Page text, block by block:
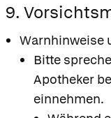
9.
Warnhinweise
Bitte
Apotheker
einnehmen.